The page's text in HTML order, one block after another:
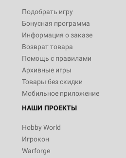
Подобрать игру
Бонусная программа
Информация о заказе
Возврат товара
Помощь с правилами
Архивные игры
Товары без скидки
Мобильное приложение
НАШИ ПРОЕКТЫ
Hobby World
Игрокон
Warforge